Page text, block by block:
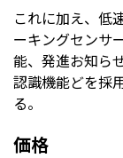
これに加え、低
ーキングセンサ
能、発進お知ら
認識機能どを採
る。
価格